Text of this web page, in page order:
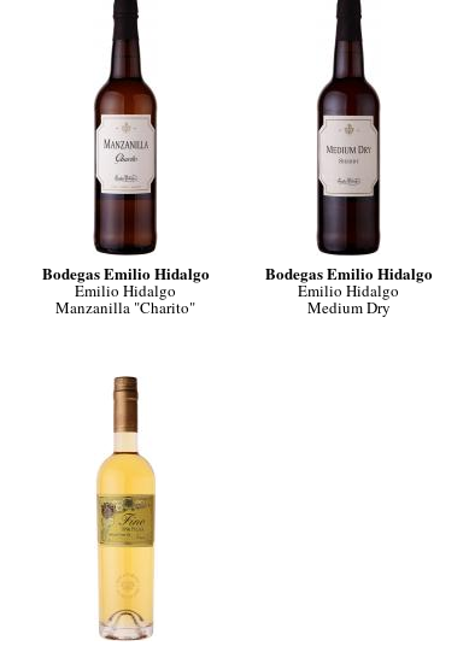
Bodegas Emilio Hidalgo
Emilio Hidalgo
Manzanilla "Charito"
Bodegas Emilio Hidalgo
Emilio Hidalgo
Medium Dry